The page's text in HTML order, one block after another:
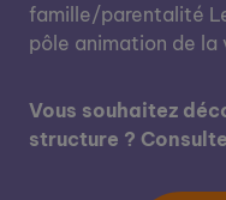
famille/parentalité
pôle animation de
Vous souhaitez
structure ?